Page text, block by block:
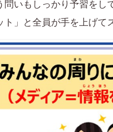
問いもしっかり予習をし
ト」と全員が手を上げて